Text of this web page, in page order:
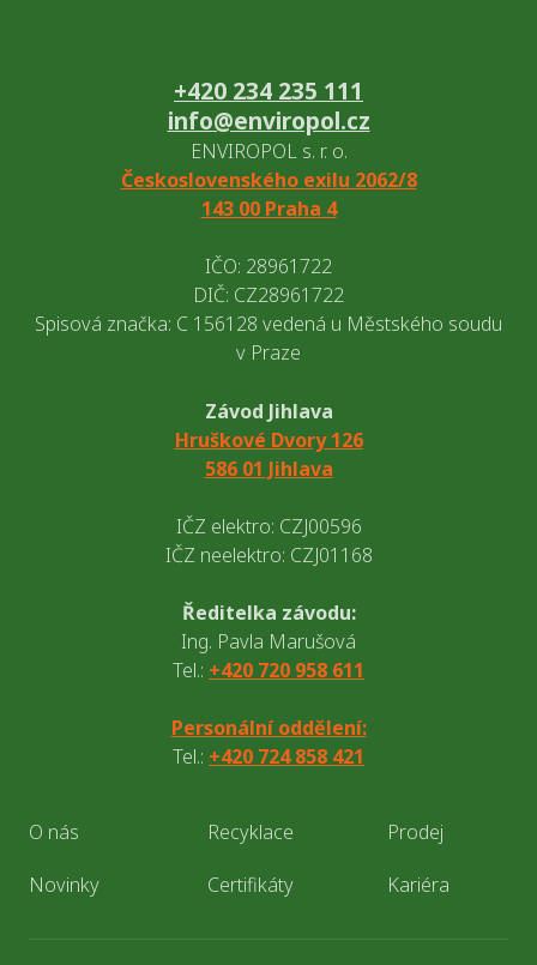
info@enviropol.cz
+420 234 235 111
ENVIROPOL s. r. o.
Československého exilu 2062/8
143 00 Praha 4
IČO: 28961722
DIČ: CZ28961722
Spisová značka: C 156128 vedená u Městského soudu
v Praze
Závod Jihlava
Hruškové Dvory 126
586 01 Jihlava
IČZ elektro: CZJ00596
IČZ neelektro: CZJ01168
Ředitelka závodu:
Ing. Pavla Marušová
Tel.: +420 720 958 611
Personální oddělení:
Tel.: +420 724 858 421
O nás Recyklace
Prodej
Novinky
Certifikáty Kariéra